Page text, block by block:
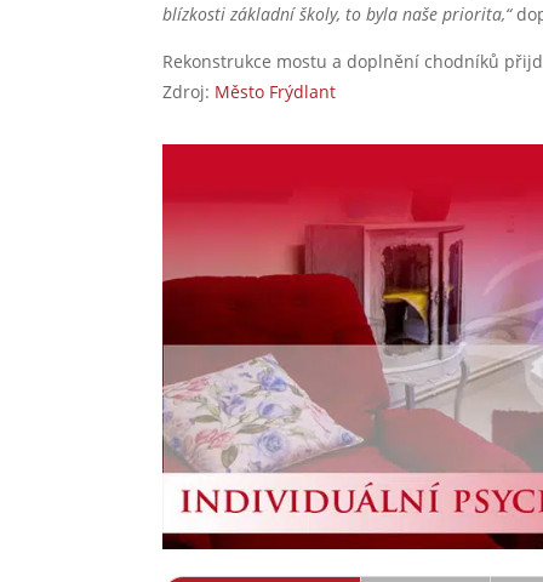
blízkosti základní školy, to byla naše priorita,“
Rekonstrukce mostu a doplnění chodníků
Zdroj: Město Frýdlant